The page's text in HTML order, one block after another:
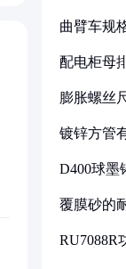
曲臂车规
配电柜母
膨胀螺丝
镀锌方管
D400球墨
覆膜砂的
RU7088R